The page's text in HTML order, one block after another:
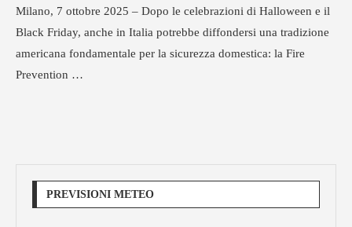
Milano, 7 ottobre 2025 – Dopo le celebrazioni di Halloween e il
Black Friday, anche in Italia potrebbe diffondersi una tradizione
americana fondamentale per la sicurezza domestica: la Fire
Prevention …
PREVISIONI METEO